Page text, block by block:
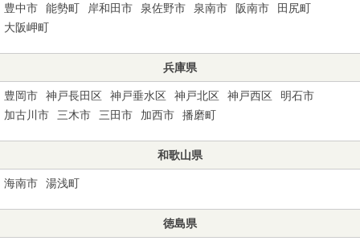
豊中市 能勢町 岸和田市 泉佐野市 泉南市 阪南市
田尻町
大阪岬町
兵庫県
豊岡市 神戸長田区 神戸垂水区 神戸北区 神戸西区
明石市
加古川市
三木市 三田市 加西市 播磨町
和歌山県
海南市 湯浅町
徳島県